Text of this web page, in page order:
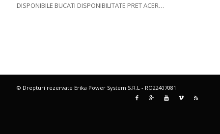
DISPONIBILE BUCATI DISPONIBILITATE PRET ACER…
© Drepturi rezervate Erika Power System S.R.L - RO22407081